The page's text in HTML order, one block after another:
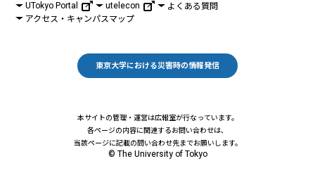
UTokyo Portal
utelecon
よくある質問
アクセス・キャンパスマップ
東京大学における災害時の情報発信
本サイトの管理・運営は広報室が行なっています。
各ページの内容に関連するお問い合わせは、
当該ページに記載の問い合わせ先までお願いします。
© The University of Tokyo